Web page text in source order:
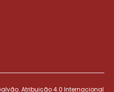
Atribuição 4.0 Internacional